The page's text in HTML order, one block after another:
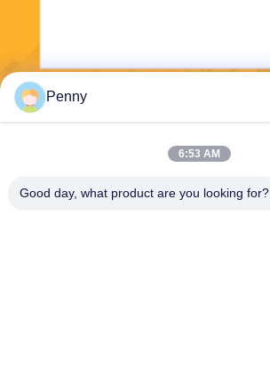
Penny
6:53 AM
Good day, what product are you looking for?